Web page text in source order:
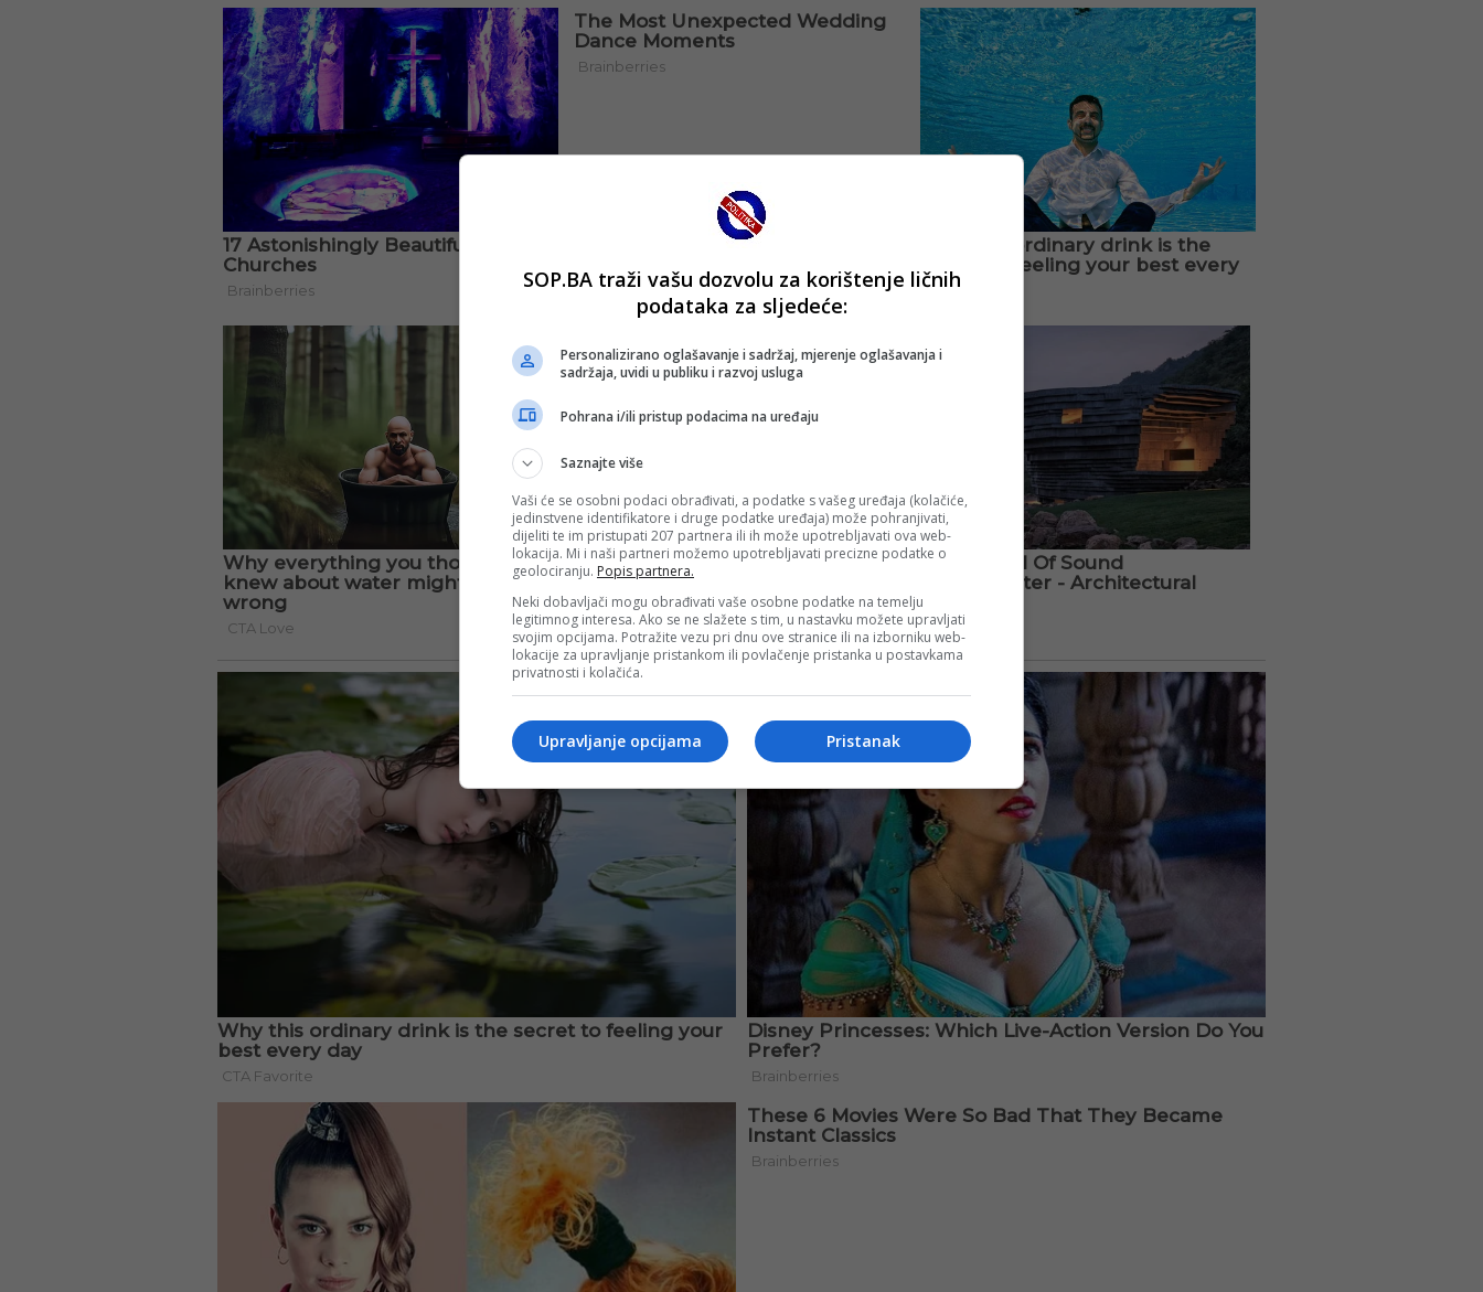
SOP.BA traži vašu dozvolu za korištenje ličnih
podataka za sljedeće:
Personalizirano oglašavanje i sadržaj, mjerenje oglašavanja i
sadržaja, uvidi u publiku i razvoj usluga
Pohrana i/ili pristup podacima na uređaju
Saznajte više
Vaši će se osobni podaci obrađivati, a podatke s vašeg uređaja (kolačiće,
jedinstvene identifikatore i druge podatke uređaja) može pohranjivati,
dijeliti te im pristupati 207 partnera ili ih može upotrebljavati ova web-
lokacija. Mi i naši partneri možemo upotrebljavati precizne podatke o
geolociranju. Popis partnera.
Neki dobavljači mogu obrađivati vaše osobne podatke na temelju
legitimnog interesa. Ako se ne slažete s tim, u nastavku možete upravljati
svojim opcijama. Potražite vezu pri dnu ove stranice ili na izborniku web-
lokacije za upravljanje pristankom ili povlačenje pristanka u postavkama
privatnosti i kolačića.
Pristanak
Upravljanje opcijama